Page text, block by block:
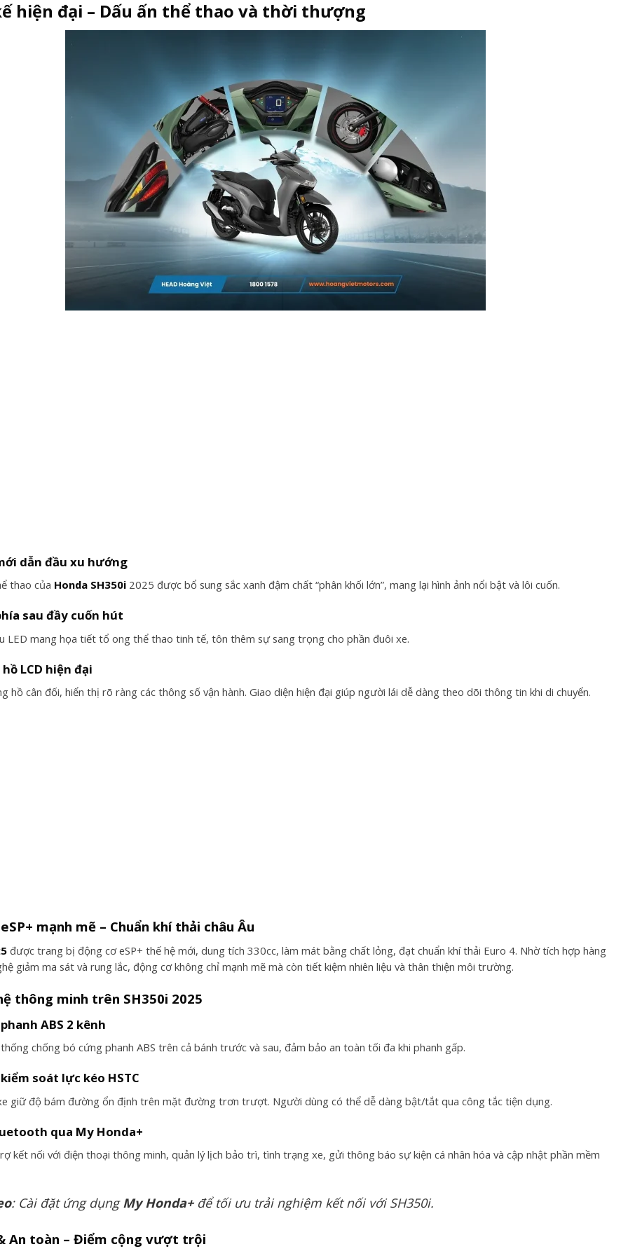
hiện đại – Dấu ấn thể thao và thời thượng
dẫn đầu xu hướng
thao của Honda SH350i 2025 được bổ sung sắc xanh đậm chất “phân khối lớn”, mang lại hình ảnh nổi bật và lôi cuốn.
sau đầy cuốn hút
LED mang họa tiết tổ ong thể thao tinh tế, tôn thêm sự sang trọng cho phần đuôi xe.
LCD hiện đại
hồ cân đối, hiển thị rõ ràng các thông số vận hành. Giao diện hiện đại giúp người lái dễ dàng theo dõi thông tin khi di chuyển.
mạnh mẽ – Chuẩn khí thải châu Âu
được trang bị động cơ eSP+ thế hệ mới, dung tích 330cc, làm mát bằng chất lỏng, đạt chuẩn khí thải Euro 4. Nhờ tích hợp hàng
giảm ma sát và rung lắc, động cơ không chỉ mạnh mẽ mà còn tiết kiệm nhiên liệu và thân thiện môi trường.
thông minh trên SH350i 2025
ABS 2 kênh
chống bó cứng phanh ABS trên cả bánh trước và sau, đảm bảo an toàn tối đa khi phanh gấp.
soát lực kéo HSTC
giữ độ bám đường ổn định trên mặt đường trơn trượt. Người dùng có thể dễ dàng bật/tắt qua công tắc tiện dụng.
qua My Honda+
kết nối với điện thoại thông minh, quản lý lịch bảo trì, tình trạng xe, gửi thông báo sự kiện cá nhân hóa và cập nhật phần mềm
: Cài đặt ứng dụng My Honda+để tối ưu trải nghiệm kết nối với SH350i.
An toàn – Điểm cộng vượt trội